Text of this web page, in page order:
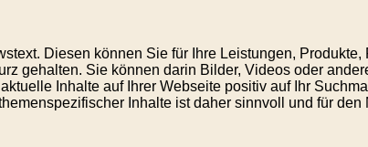
Diesen können Sie für Ihre Leistungen,
gehalten. Sie können darin Bilder, Videos oder
Inhalte auf Ihrer Webseite positiv auf Ihr
Inhalte ist daher sinnvoll und für